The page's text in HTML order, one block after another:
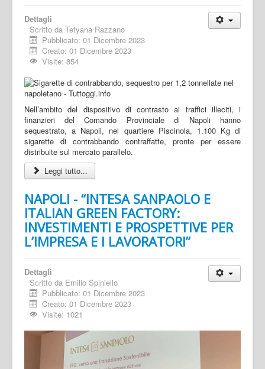
Dettagli
Scritto da Tetyana Razzano
Pubblicato: 01 Dicembre 2023
Creato: 01 Dicembre 2023
Visite: 854
Nell’ambito del dispositivo di contrasto ai traffici illeciti, i
finanzieri del Comando Provinciale di Napoli hanno
sequestrato, a Napoli, nel quartiere Piscinola, 1.100 Kg di
sigarette di contrabbando contraffatte, pronte per essere
distribuite sul mercato parallelo.
Leggi tutto...
NAPOLI - “INTESA SANPAOLO E
ITALIAN GREEN FACTORY:
INVESTIMENTI E PROSPETTIVE PER
L’IMPRESA E I LAVORATORI”
Dettagli
Scritto da Emilio Spiniello
Pubblicato: 01 Dicembre 2023
Creato: 01 Dicembre 2023
Visite: 1021